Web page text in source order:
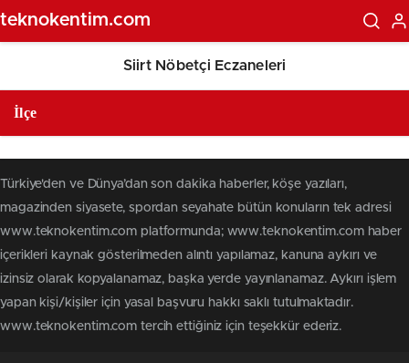
teknokentim.com
Siirt Nöbetçi Eczaneleri
Türkiye'den ve Dünya’dan son dakika haberler, köşe yazıları,
magazinden siyasete, spordan seyahate bütün konuların tek adresi
www.teknokentim.com platformunda; www.teknokentim.com haber
içerikleri kaynak gösterilmeden alıntı yapılamaz, kanuna aykırı ve
izinsiz olarak kopyalanamaz, başka yerde yayınlanamaz. Aykırı işlem
yapan kişi/kişiler için yasal başvuru hakkı saklı tutulmaktadır.
www.teknokentim.com tercih ettiğiniz için teşekkür ederiz.